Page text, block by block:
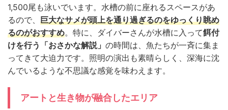
1,500尾も泳いでいます。水槽の前に座れるスペースがあ
るので、 巨大なサメが頭上を通り過ぎるのをゆっくり眺め
るのがおすすめ。特に、ダイバーさんが水槽に入って餌付
けを行う「おさかな解説」 の時間は、魚たちが一斉に集ま
ってきて大迫力です。照明の演出も素晴らしく、深海に沈
んでいるような不思議な感覚を味わえます。
アートと生き物が融合したエリア